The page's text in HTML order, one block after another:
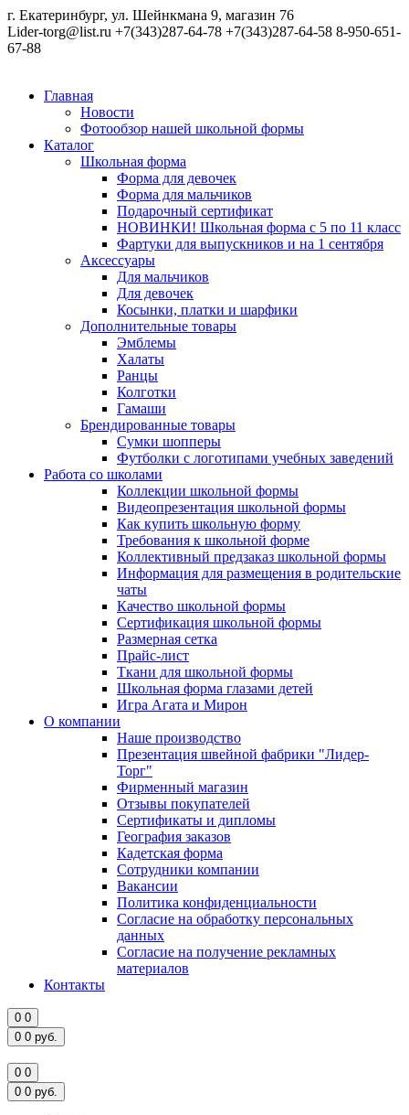
г. Екатеринбург, ул. Шейнкмана 9, магазин 76
Lider-torg@list.ru +7(343)287-64-78 +7(343)287-64-58 8-950-651-
67-88
Главная
Новости
Фотообзор нашей школьной формы
Каталог
Школьная форма
Форма для девочек
Форма для мальчиков
Подарочный сертификат
НОВИНКИ! Школьная форма с 5 по 11 класс
Фартуки для выпускников и на 1 сентября
Аксессуары
Для мальчиков
Для девочек
Косынки, платки и шарфики
Дополнительные товары
Эмблемы
Халаты
Ранцы
Колготки
Гамаши
Брендированные товары
Сумки шопперы
Футболки с логотипами учебных заведений
Работа со школами
Коллекции школьной формы
Видеопрезентация школьной формы
Как купить школьную форму
Требования к школьной форме
Коллективный предзаказ школьной формы
Информация для размещения в родительские
чаты
Качество школьной формы
Сертификация школьной формы
Размерная сетка
Прайс-лист
Ткани для школьной формы
Школьная форма глазами детей
Игра Агата и Мирон
О компании
Наше производство
Презентация швейной фабрики "Лидер-
Торг"
Фирменный магазин
Отзывы покупателей
Сертификаты и дипломы
География заказов
Кадетская форма
Сотрудники компании
Вакансии
Политика конфиденциальности
Согласие на обработку персональных
данных
Согласие на получение рекламных
материалов
Контакты
0 0
0 0 руб.
0 0
0 0 руб.